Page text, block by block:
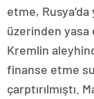
etme,
üzerinden yasa
Kremlin
finanse etme
çarptırılmıştı.